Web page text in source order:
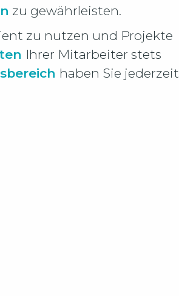
zu gewährleisten.
zu nutzen und Projekte
Ihrer Mitarbeiter stets
haben Sie jederzeit